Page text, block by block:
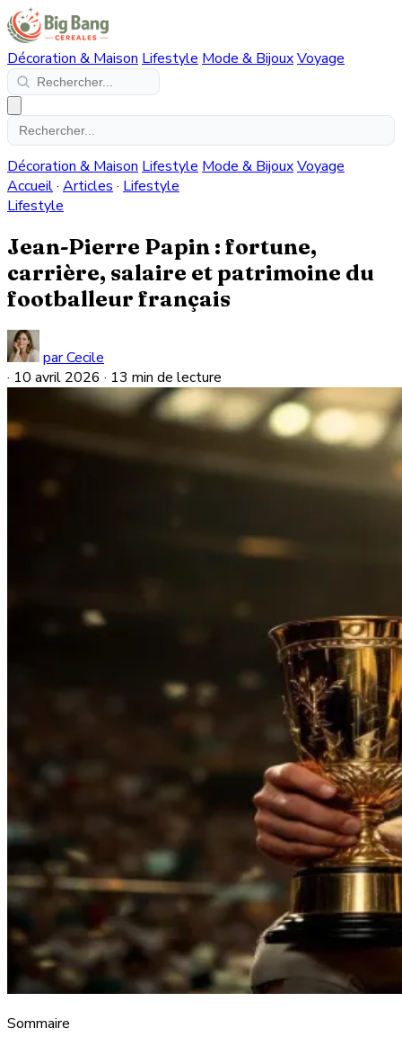
Décoration & Maison Lifestyle Mode & BijouxVoyage
Décoration & Maison Lifestyle Mode & BijouxVoyage
Accueil· Articles · Lifestyle
Lifestyle
Jean-Pierre Papin : fortune,
carrière, salaire et patrimoine du
footballeur français
par Cecile
· 10 avril 2026 · 13 min de lecture
Sommaire